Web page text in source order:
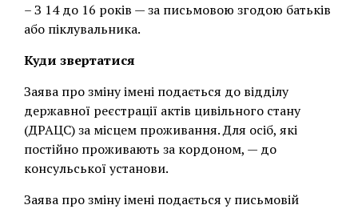
– З 14 до 16 років — за письмовою згодою батьків
або піклувальника.
Куди звертатися
Заява про зміну імені подається до відділу
державної реєстрації актів цивільного стану
(ДРАЦС) за місцем проживання. Для осіб, які
постійно проживають за кордоном, — до
консульської установи.
Заява про зміну імені подається у письмовій